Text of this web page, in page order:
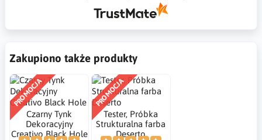
Zakupiono także produkty
PROMOCJA
Czarny Tynk
Dekoracyjny
Creativo Black Hole
PROMOCJA
Tester, Próbka
Strukturalna farba
Deserto